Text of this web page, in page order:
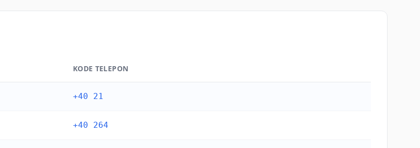
KODE TELEPON
+40 21
+40 264